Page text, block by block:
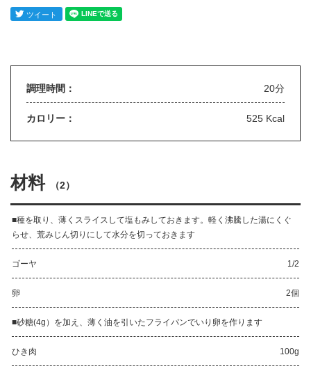
調理時間： 20分
カロリー： 525 Kcal
材料 （2）
■種を取り、薄くスライスして塩もみしておきます。軽く沸騰した湯にくぐ
らせ、荒みじん切りにして水分を切っておきます
ゴーヤ 1/2
卵 2個
■砂糖(4g）を加え、薄く油を引いたフライパンでいり卵を作ります
ひき肉 100g